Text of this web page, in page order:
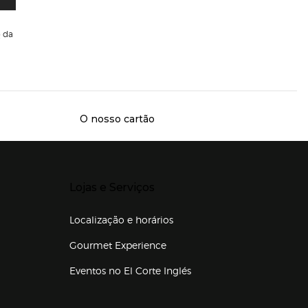
da
O nosso cartão
Localização e horários
Gourmet Experience
Eventos no El Corte Inglés